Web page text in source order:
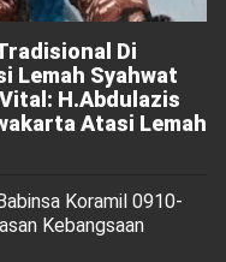
Di
Lemah Syahwat
H.Abdulazis
Atasi Lemah
Koramil 0910-
Kebangsaan